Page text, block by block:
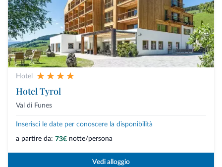
Hotel
Hotel Tyrol
Val di Funes
Inserisci le date per conoscere la disponibilità
a partire da: 73€ notte/persona
Vedi alloggio